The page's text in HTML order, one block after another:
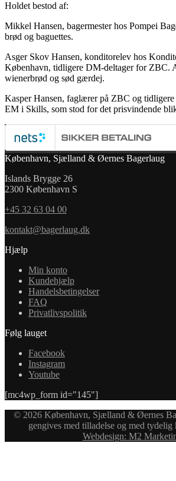
Holdet bestod af:
Mikkel Hansen, bagermester hos Pompei
brød og baguettes.
Asger Skov Hansen, konditorelev hos
København, tidligere DM-deltager for ZBC.
wienerbrød og sød gærdej.
Kasper Hansen, faglærer på ZBC og
EM i Skills, som stod for det prisvindende
København, Sjælland & Øernes Bagerlaug
Islands Brygge 26
2300 København S
+45 32 63 04 00
kontakt@bagerlaug.dk
Hjælp
Min konto
Kundehjælp
Handelsbetingelser
FAQ
Privatlivspolitik
Følg lauget
Facebook
Instagram
Youtube
[mc4wp_form id="145"]
© 2026 København, Sjælland & Øernes
gengives med tilladelse og med
Webdesign: M2